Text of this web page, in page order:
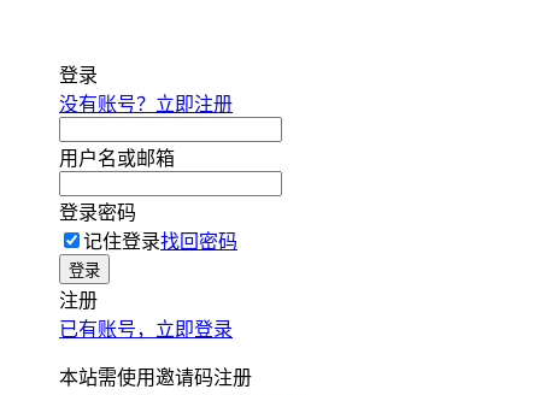
登录
没有账号？立即注册
用户名或邮箱
登录密码
记住登录找回密码
登录
注册
已有账号，立即登录
本站需使用邀请码注册